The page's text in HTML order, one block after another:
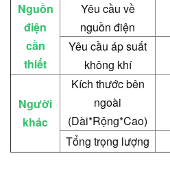
Nguồn
điện
cần
thiết
Yêu cầu về
nguồn điện
Yêu cầu áp suất
không khí
Người
khác
Kích thước bên
ngoài
(Dài*Rộng*Cao)
Tổng trọng lượng